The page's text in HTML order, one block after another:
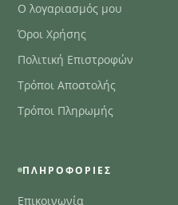
Ο λογαριασμός μου
Όροι Χρήσης
Πολιτική Επιστροφών
Τρόποι Αποστολής
Τρόποι Πληρωμής
ΠΛΗΡΟΦΟΡΊΕΣ
Επικοινωνία